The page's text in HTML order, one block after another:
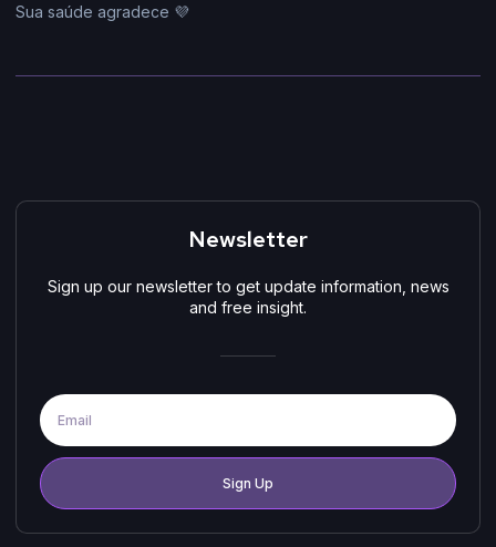
Sua saúde agradece 💜
Newsletter
Sign up our newsletter to get update information, news
and free insight.
Sign Up